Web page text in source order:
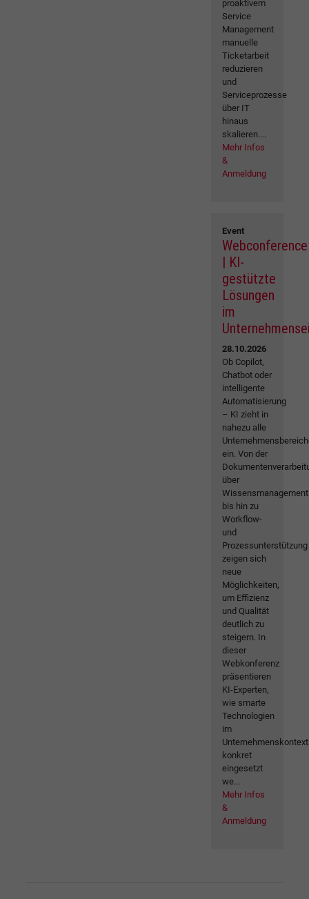
proaktivem
Service
Management
manuelle
Ticketarbeit
reduzieren
und
Serviceprozesse
über IT
hinaus
skalieren....
Mehr Infos
&
Anmeldung
Event
Webconference
| KI-
gestützte
Lösungen
im
28.10.2026
Ob Copilot,
Chatbot oder
intelligente
Automatisierung
– KI zieht in
nahezu alle
ein. Von der
über
Wissensmanagement
bis hin zu
Workflow-
und
Prozessunterstützung
zeigen sich
neue
Möglichkeiten,
um Effizienz
und Qualität
deutlich zu
steigern. In
dieser
Webkonferenz
präsentieren
KI-Experten,
wie smarte
Technologien
im
Unternehmenskontext
konkret
eingesetzt
we...
Mehr Infos
&
Anmeldung